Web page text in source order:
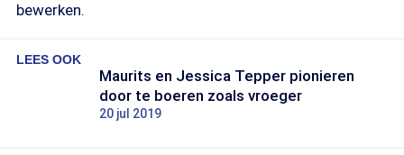
bewerken.
LEES OOK
Maurits en Jessica Tepper pionieren
door te boeren zoals vroeger
20 jul 2019